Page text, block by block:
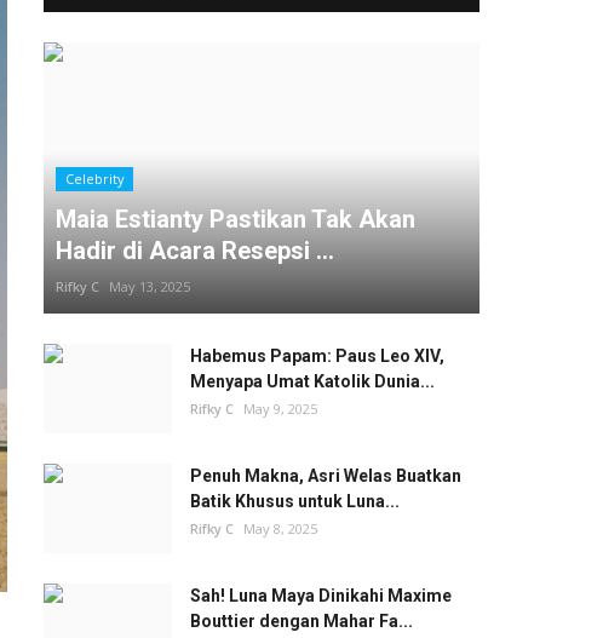
Celebrity
Maia Estianty Pastikan Tak Akan
Hadir di Acara Resepsi ...
Rifky C May 13, 2025
Habemus Papam: Paus Leo XIV,
Menyapa Umat Katolik Dunia...
Rifky C May 9, 2025
Penuh Makna, Asri Welas Buatkan
Batik Khusus untuk Luna...
Rifky C May 8, 2025
Sah! Luna Maya Dinikahi Maxime
Bouttier dengan Mahar Fa...